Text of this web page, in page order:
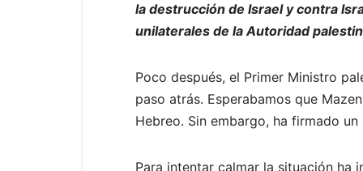
la destrucción de Israel y contra
unilaterales de la Autoridad
Poco después, el Primer Ministro
paso atrás. Esperabamos que
Hebreo. Sin embargo, ha firmado
Para intentar calmar la situación ha